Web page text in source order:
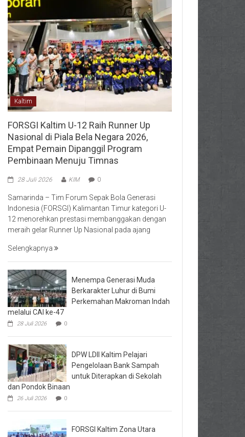
Kaltim
FORSGI Kaltim U-12 Raih Runner Up
Nasional di Piala Bela Negara 2026,
Empat Pemain Dipanggil Program
Pembinaan Menuju Timnas
28 Juli 2026 KIM 0
Samarinda – Tim Forum Sepak Bola Generasi
Indonesia (FORSGI) Kalimantan Timur kategori U-
12 menorehkan prestasi membanggakan dengan
meraih gelar Runner Up Nasional pada ajang
Selengkapnya
Menempa Generasi Muda
Berkarakter Luhur di Bumi
Perkemahan Makroman Indah
melalui CAI ke-47
28 Juli 2026 0
DPW LDII Kaltim Pelajari
Pengelolaan Bank Sampah
untuk Diterapkan di Sekolah
dan Pondok Binaan
26 Juli 2026 0
FORSGI Kaltim Zona Utara